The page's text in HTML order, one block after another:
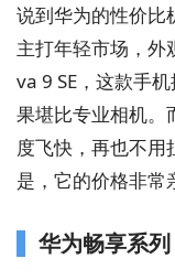
说到华为的性价比
主打年轻市场，
va 9 SE，这款手
果堪比专业相机。
度飞快，再也不用
是，它的价格非常
华为畅享系